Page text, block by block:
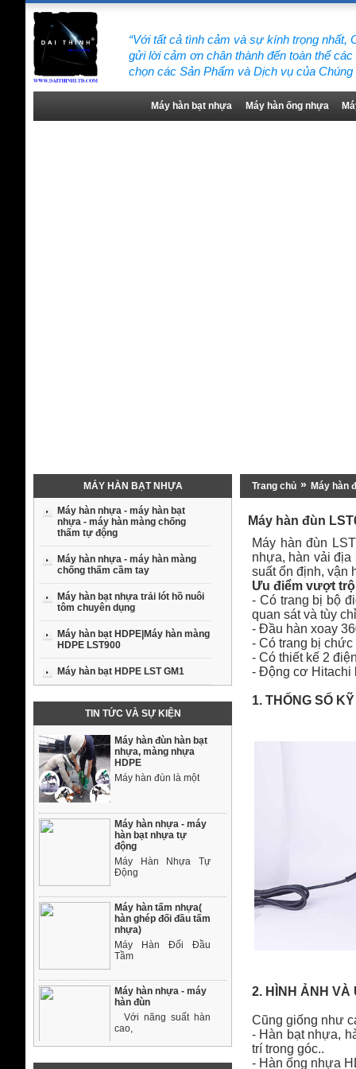
“Với tất cả tình cảm và sự kính trọng
gửi lời cảm ơn chân thành đến toàn thể
chọn các Sản Phẩm và Dịch vụ của Chúng
Máy hàn bạt nhựa Máy hàn ống nhựa
MÁY HÀN BẠT NHỰA
Máy hàn nhựa - máy hàn bạt
nhựa - máy hàn màng chống
thấm tự động
Máy hàn nhựa - máy hàn màng
chống thấm cầm tay
Máy hàn bạt nhựa trải lót hồ nuôi
tôm chuyên dụng
Máy hàn bạt HDPE|Máy hàn màng
HDPE LST900
Máy hàn bạt HDPE LST GM1
TIN TỨC VÀ SỰ KIỆN
Máy hàn đùn hàn bạt
nhựa, màng nhựa
HDPE
Máy hàn đùn là một
Máy hàn nhựa - máy
hàn bạt nhựa tự
động
Máy Hàn Nhựa Tự
Động
Máy hàn tấm nhựa(
hàn ghép đối đầu tấm
nhựa)
Máy Hàn Đối Đầu
Tầm
Máy hàn nhựa - máy
hàn đùn
Với năng suất hàn
cao,
Trang chủ » Máy hàn
Máy hàn đùn
Máy hàn đùn
nhựa, hàn vải địa
suất ổn định, vận
Ưu điểm vượt
- Có trang bị bộ
quan sát và tùy
- Đầu hàn xoay
- Có trang bị
- Có thiết kế 2
- Động cơ Hitachi
1. THỐNG SỐ
2. HÌNH ẢNH VÀ
Cũng giống như
- Hàn bạt nhựa,
trí trong góc..
- Hàn ống nhựa